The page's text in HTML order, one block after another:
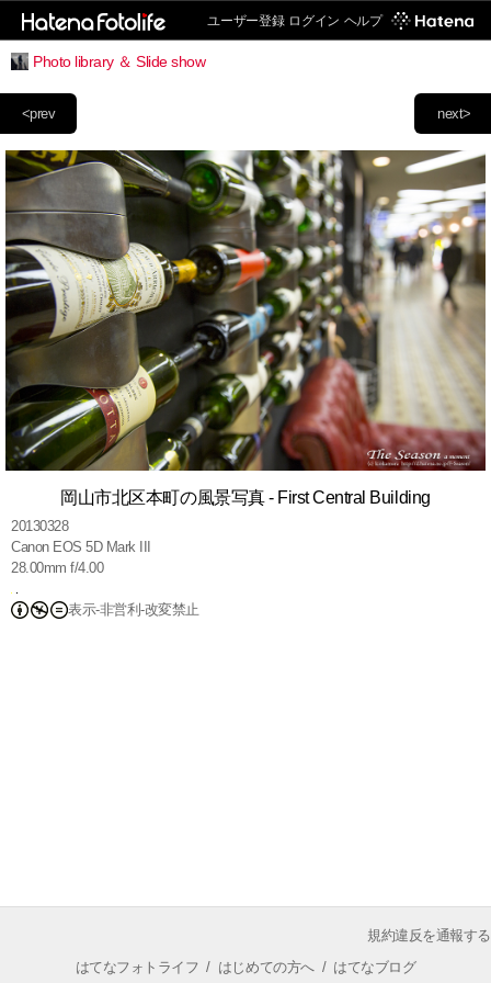
ユーザー登録 ログイン ヘルプ
Photo library ＆ Slide show
next>
<prev
岡山市北区本町の風景写真 - First Central Building
20130328
Canon EOS 5D Mark III
28.00mm f/4.00
表示-非営利-改変禁止
規約違反を通報する
はてなフォトライフ / はじめての方へ/ はてなブログ